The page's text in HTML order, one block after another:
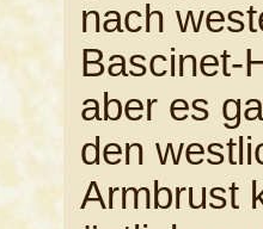
nach
Bascinet-
aber es
den
Armbrust